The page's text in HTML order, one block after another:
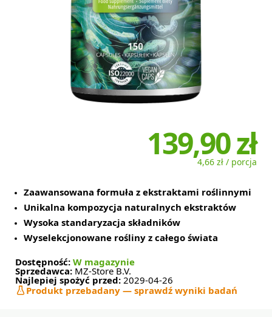
139,90 zł
4,66 zł / porcja
Zaawansowana formuła z ekstraktami roślinnymi
Unikalna kompozycja naturalnych ekstraktów
Wysoka standaryzacja składników
Wyselekcjonowane rośliny z całego świata
Dostępność: W magazynie
Sprzedawca: MZ-Store B.V.
Najlepiej spożyć przed: 2029-04-26
Produkt przebadany — sprawdź wyniki badań